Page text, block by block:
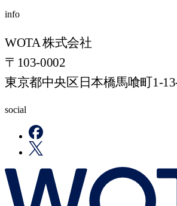
info
WOTA 株式会社
〒103-0002
東京都中央区日本橋馬喰町1-
social